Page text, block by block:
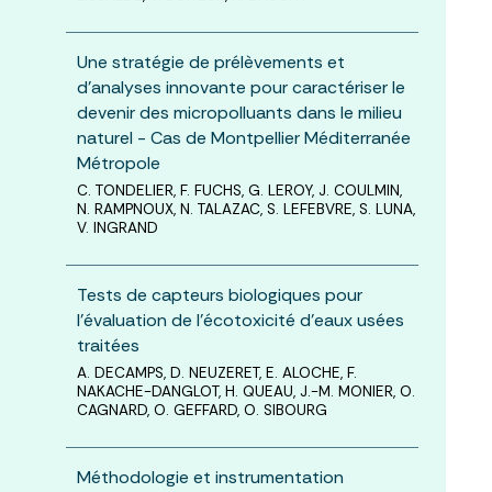
Une stratégie de prélèvements et
d’analyses innovante pour caractériser le
devenir des micropolluants dans le milieu
naturel - Cas de Montpellier Méditerranée
Métropole
C. TONDELIER, F. FUCHS, G. LEROY, J. COULMIN,
N. RAMPNOUX, N. TALAZAC, S. LEFEBVRE, S. LUNA,
V. INGRAND
Tests de capteurs biologiques pour
l’évaluation de l’écotoxicité d’eaux usées
traitées
A. DECAMPS, D. NEUZERET, E. ALOCHE, F.
NAKACHE-DANGLOT, H. QUEAU, J.-M. MONIER, O.
CAGNARD, O. GEFFARD, O. SIBOURG
Méthodologie et instrumentation